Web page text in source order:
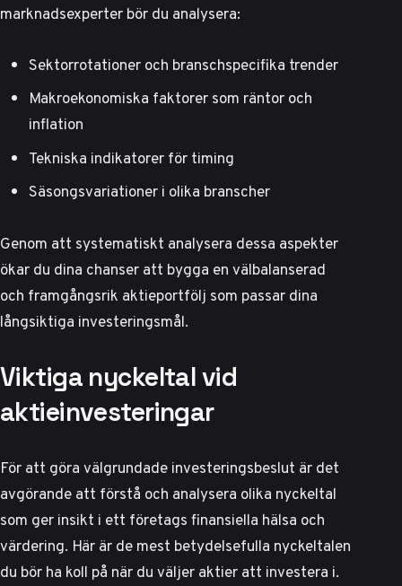
marknadsexperterbör du analysera:
Sektorrotationer och branschspecifika trender
Makroekonomiska faktorer som räntor och
inflation
Tekniska indikatorer för timing
Säsongsvariationer i olika branscher
Genom att systematiskt analysera dessa aspekter
ökar du dina chanser att bygga en välbalanserad
och framgångsrik aktieportfölj som passar dina
långsiktiga investeringsmål.
Viktiga nyckeltal vid
aktieinvesteringar
För att göra välgrundade investeringsbeslut är det
avgörande att förstå och analysera olika nyckeltal
som ger insikt i ett företags finansiella hälsa och
värdering. Här är de mest betydelsefulla nyckeltalen
du bör ha koll på när du väljer aktier att investera i.